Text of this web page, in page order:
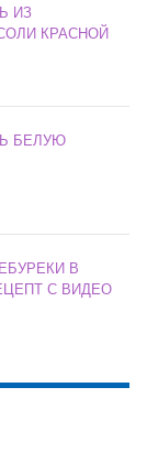
ИЗ
КРАСНОЙ
БЕЛУЮ
В
С ВИДЕО